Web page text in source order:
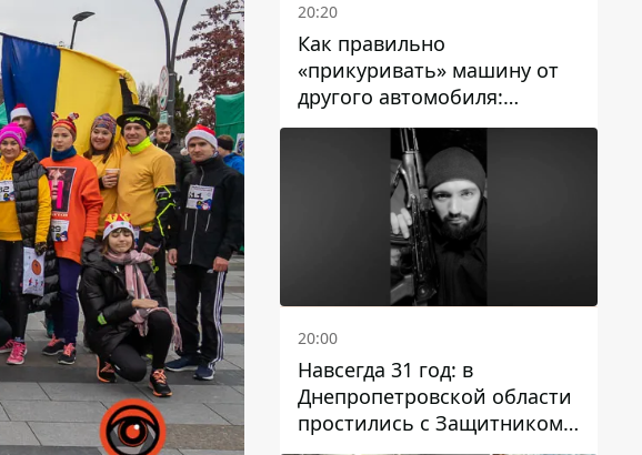
20:20
Как правильно
«прикуривать» машину от
другого автомобиля:
инструкция для водителей
20:00
Навсегда 31 год: в
Днепропетровской области
простились с Защитником
Александром Репиным